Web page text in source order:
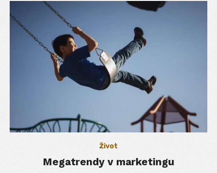
Život
Megatrendy v marketingu